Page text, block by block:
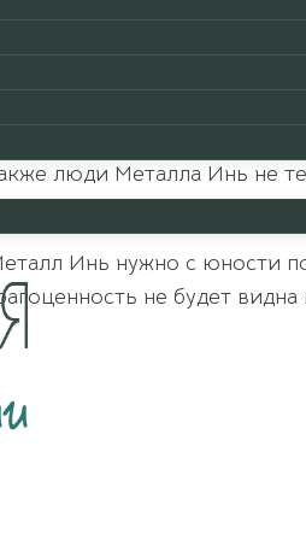
ювелирным
вывода.
и беречь их,
люди Металла Инь не
Инь нужно с юности
не будет